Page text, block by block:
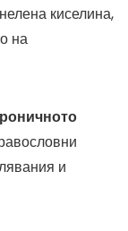
киселина,
на
и